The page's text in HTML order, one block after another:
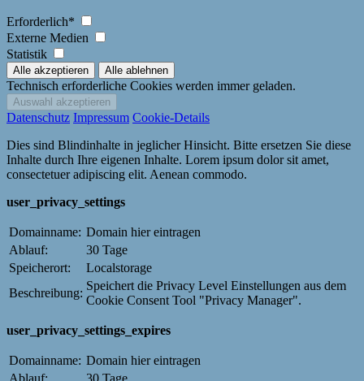
Erforderlich*
Externe Medien
Statistik
Technisch erforderliche Cookies werden immer geladen.
Datenschutz Impressum Cookie-Details
Dies sind Blindinhalte in jeglicher Hinsicht. Bitte ersetzen Sie diese
Inhalte durch Ihre eigenen Inhalte. Lorem ipsum dolor sit amet,
consectetuer adipiscing elit. Aenean commodo.
user_privacy_settings
Domainname: Domain hier eintragen
Ablauf:
30 Tage
Speicherort:
Localstorage
Beschreibung:
Speichert die Privacy Level Einstellungen aus dem
Cookie Consent Tool "Privacy Manager".
user_privacy_settings_expires
Domainname: Domain hier eintragen
Ablauf:
30 Tage